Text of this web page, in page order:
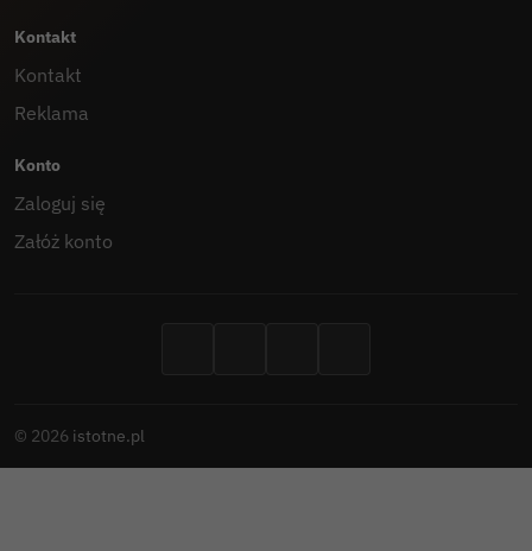
Kontakt
Kontakt
Reklama
Konto
Zaloguj się
Załóż konto
© 2026 istotne.pl